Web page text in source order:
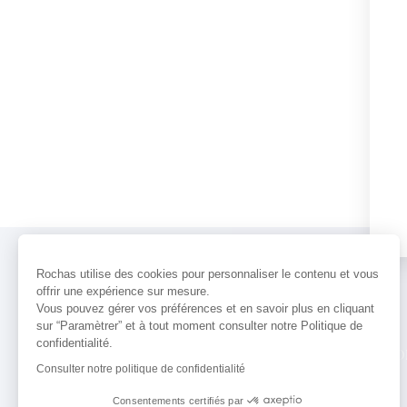
Rochas utilise des cookies pour personnaliser le contenu et vous
offrir une expérience sur mesure.
Vous pouvez gérer vos préférences et en savoir plus en cliquant
sur “Paramètrer” et à tout moment consulter notre Politique de
confidentialité.
Consulter notre politique de confidentialité
Consentements certifiés par